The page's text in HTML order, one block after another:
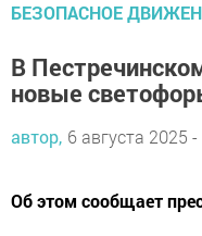
БЕЗОПАСНОЕ
В
новые
автор, 6 августа 2025
Об этом сообщает